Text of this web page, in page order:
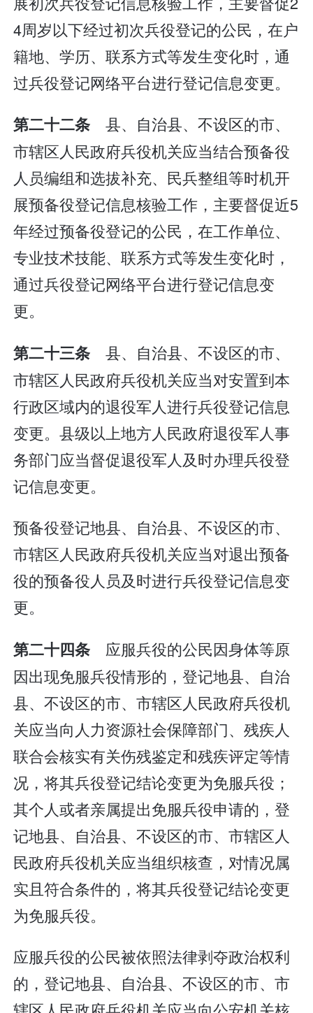
4周岁以下经过初次兵役登记的公民，在户
籍地、学历、联系方式等发生变化时，通
过兵役登记网络平台进行登记信息变更。
第二十二条 县、自治县、不设区的市、
市辖区人民政府兵役机关应当结合预备役
人员编组和选拔补充、民兵整组等时机开
展预备役登记信息核验工作，主要督促近5
年经过预备役登记的公民，在工作单位、
专业技术技能、联系方式等发生变化时，
通过兵役登记网络平台进行登记信息变
更。
第二十三条 县、自治县、不设区的市、
市辖区人民政府兵役机关应当对安置到本
行政区域内的退役军人进行兵役登记信息
变更。县级以上地方人民政府退役军人事
务部门应当督促退役军人及时办理兵役登
记信息变更。
预备役登记地县、自治县、不设区的市、
市辖区人民政府兵役机关应当对退出预备
役的预备役人员及时进行兵役登记信息变
更。
第二十四条 应服兵役的公民因身体等原
因出现免服兵役情形的，登记地县、自治
县、不设区的市、市辖区人民政府兵役机
关应当向人力资源社会保障部门、残疾人
联合会核实有关伤残鉴定和残疾评定等情
况，将其兵役登记结论变更为免服兵役；
其个人或者亲属提出免服兵役申请的，登
记地县、自治县、不设区的市、市辖区人
民政府兵役机关应当组织核查，对情况属
实且符合条件的，将其兵役登记结论变更
为免服兵役。
应服兵役的公民被依照法律剥夺政治权利
的，登记地县、自治县、不设区的市、市